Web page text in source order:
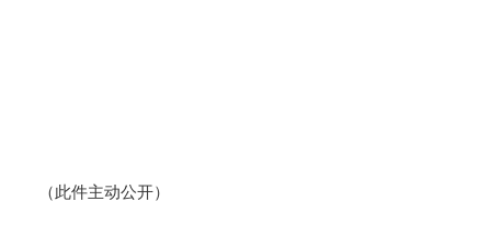
（此件主动公开）